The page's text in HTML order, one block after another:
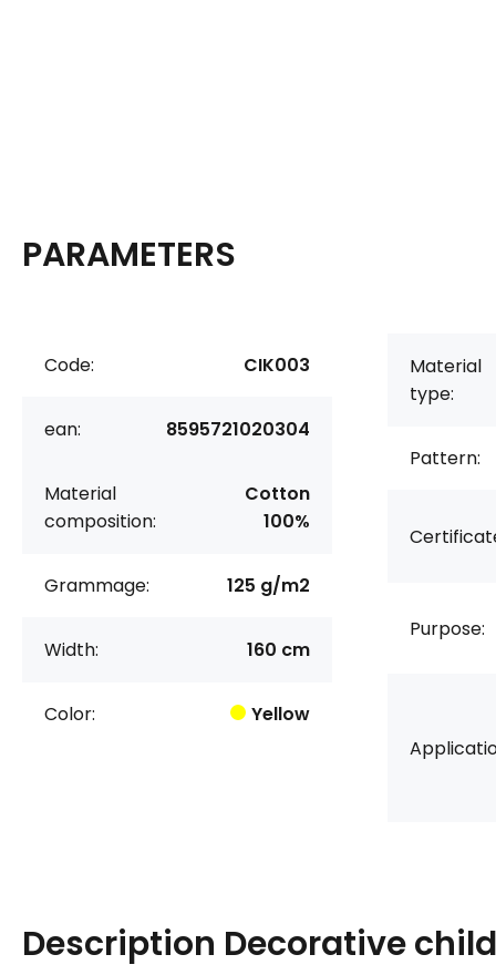
PARAMETERS
Code: CIK003
ean: 8595721020304
Material
composition:
Cotton
100%
Grammage: 125 g/m2
Width: 160 cm
Color: Yellow
Material
type:
Pattern:
Purpose:
Description Decorative